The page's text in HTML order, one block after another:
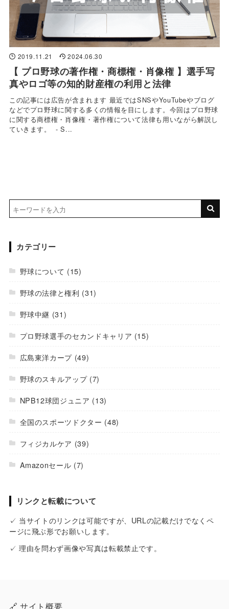
2019.11.21 2024.06.30
【 プロ野球の著作権・商標権・肖像権 】選手写
真やロゴ等の知的財産権の利用と法律
この記事には広告が含まれます 最近ではSNSやYouTubeやブログ
などでプロ野球に関する多くの情報を目にします。今回はプロ野球
に関する商標権・肖像権・著作権について法律も用いながら解説し
ていきます。 - S...
カテゴリー
野球について (15)
野球の法律と権利 (31)
野球中継 (31)
プロ野球選手のセカンドキャリア (15)
広島東洋カープ (49)
野球のスキルアップ(7)
NPB12球団ジュニア (13)
全国のスポーツドクター (48)
フィジカルケア (39)
Amazonセール (7)
リンクと転載について
✓ 当サイトのリンクは可能ですが、URLの記載だけでなくペ
ージに飛ぶ形でお願いします。
✓ 理由を問わず画像や写真は転載禁止です。
🔗 サイト概要